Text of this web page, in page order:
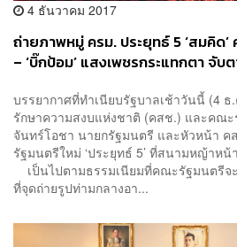
4 ธันวาคม 2017
ถ่ายภาพหมู่ ครม. ประยุทธ์ 5 ‘สมคิด’
– ‘บิ๊กป้อม’ แสงเพชรกระแทกตา จับ
บรรยากาศที่ทำเนียบรัฐบาลเช้าวันนี้ (4
รักษาความสงบแห่งชาติ (คสช.) และคณะ
จันทร์โอชา นายกรัฐมนตรี และหัวหน้า ค
รัฐมนตรีใหม่ ‘ประยุทธ์ 5’ ที่สนามหญ้าห
เป็นไปตามธรรมเนียมที่คณะรัฐมนตรีจ
ที่จุดถ่ายรูปท่ามกลางอา...